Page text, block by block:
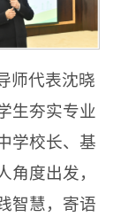
师代表沈晓
生夯实专业
学校长、基
角度出发，
智慧，寄语